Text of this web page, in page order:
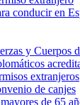
conducir en
y Cuerpos
extranjeros
de canjes
de 65